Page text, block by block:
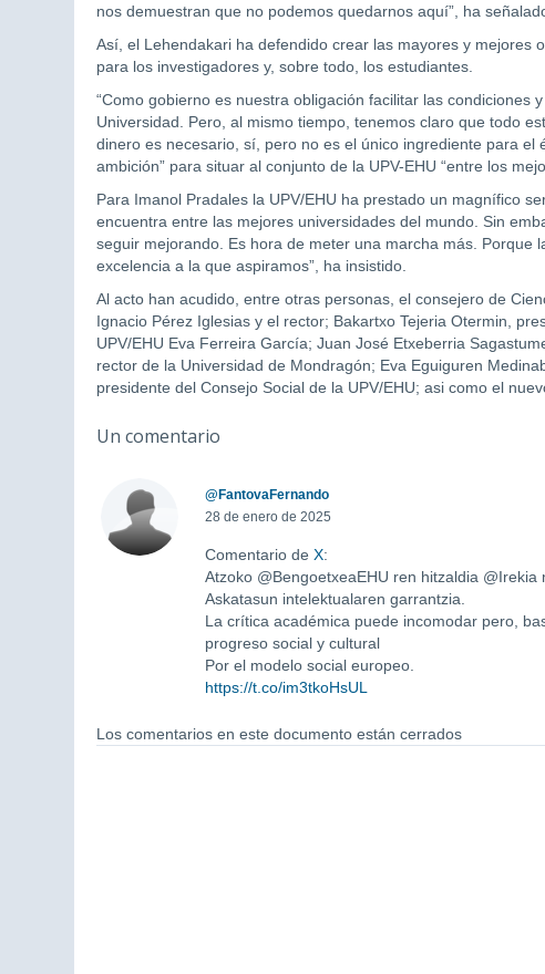
nos demuestran que no podemos quedarnos aquí”, ha
Así, el Lehendakari ha defendido crear las mayores y mejores
para los investigadores y, sobre todo, los estudiantes.
“Como gobierno es nuestra obligación facilitar las condiciones
Universidad. Pero, al mismo tiempo, tenemos claro que todo
dinero es necesario, sí, pero no es el único ingrediente para el
ambición” para situar al conjunto de la UPV-EHU “entre los
Para Imanol Pradales la UPV/EHU ha prestado un magnífico
encuentra entre las mejores universidades del mundo. Sin
seguir mejorando. Es hora de meter una marcha más. Porque
excelencia a la que aspiramos”, ha insistido.
Al acto han acudido, entre otras personas, el consejero de
Ignacio Pérez Iglesias y el rector; Bakartxo Tejeria Otermin,
UPV/EHU Eva Ferreira García; Juan José Etxeberria
rector de la Universidad de Mondragón; Eva Eguiguren
presidente del Consejo Social de la UPV/EHU; asi como el
Un comentario
@FantovaFernando
28 de enero de 2025
Comentario deX:
Atzoko @BengoetxeaEHU ren hitzaldia @Irekia
Askatasun intelektualaren garrantzia.
La crítica académica puede incomodar pero,
progreso social y cultural
Por el modelo social europeo.
https://t.co/im3tkoHsUL
Los comentarios en este documento están cerrados